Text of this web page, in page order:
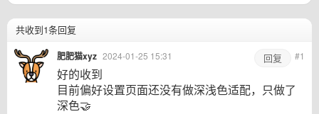
共收到1条回复
肥肥猫xyz 2024-01-25 15:31 #1
回复
好的收到
目前偏好设置页面还没有做深浅色适配，只做了
深色🤝